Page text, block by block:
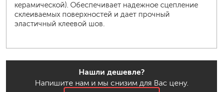
керамической). Обеспечивает надежное сцепление
склеиваемых поверхностей и дает прочный
эластичный клеевой шов.
Нашли дешевле?
Напишите нам и мы снизим для Вас цену.